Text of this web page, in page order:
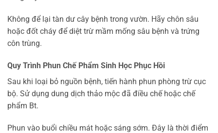
Không để lại tàn dư cây bệnh trong vườn. Hãy chôn sâu
hoặc đốt cháy để diệt trừ mầm mống sâu bệnh và trứng
côn trùng.
Quy Trình Phun Chế Phẩm Sinh Học Phục Hồi
Sau khi loại bỏ nguồn bệnh, tiến hành phun phòng trừ cục
bộ. Sử dụng dung dịch thảo mộc đã điều chế hoặc chế
phẩm Bt.
Phun vào buổi chiều mát hoặc sáng sớm. Đây là thời điểm